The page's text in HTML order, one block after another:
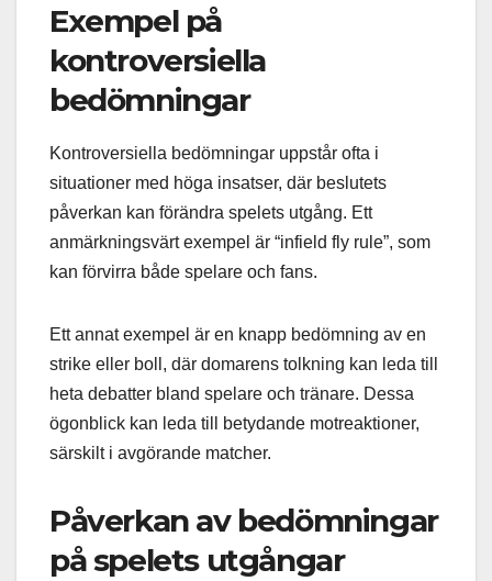
Exempel på
kontroversiella
bedömningar
Kontroversiella bedömningar uppstår ofta i
situationer med höga insatser, där beslutets
påverkan kan förändra spelets utgång. Ett
anmärkningsvärt exempel är “infield fly rule”, som
kan förvirra både spelare och fans.
Ett annat exempel är en knapp bedömning av en
strike eller boll, där domarens tolkning kan leda till
heta debatter bland spelare och tränare. Dessa
ögonblick kan leda till betydande motreaktioner,
särskilt i avgörande matcher.
Påverkan av bedömningar
på spelets utgångar